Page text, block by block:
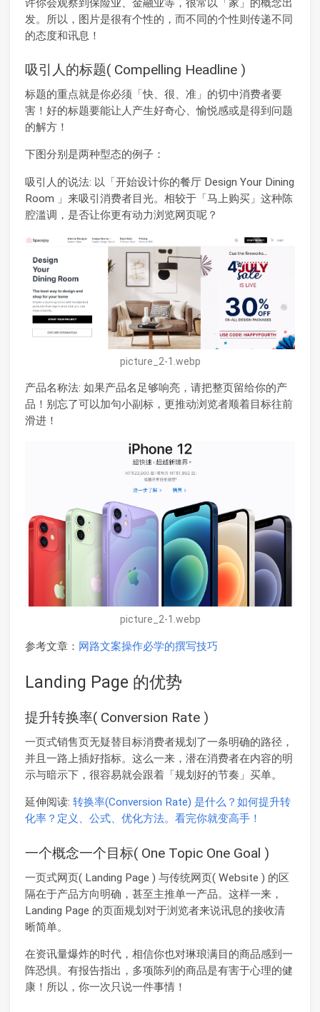
发。所以，图片是很有个性的，而不同的个性则传递不同
的态度和讯息！
吸引人的标题( Compelling Headline )
标题的重点就是你必须「快、很、准」的切中消费者要
害！好的标题要能让人产生好奇心、愉悦感或是得到问题
的解方！
下图分别是两种型态的例子：
吸引人的说法: 以「开始设计你的餐厅 Design Your Dining
Room 」来吸引消费者目光。相较于「马上购买」这种陈
腔滥调，是否让你更有动力浏览网页呢？
picture_2-1.webp
产品名称法: 如果产品名足够响亮，请把整页留给你的产
品！别忘了可以加句小副标，更推动浏览者顺着目标往前
滑进！
picture_2-1.webp
参考文章： 网路文案操作必学的撰写技巧
Landing Page 的优势
提升转换率( Conversion Rate )
一页式销售页无疑替目标消费者规划了一条明确的路径，
并且一路上插好指标。这么一来，潜在消费者在内容的明
示与暗示下，很容易就会跟着「规划好的节奏」买单。
延伸阅读: 转换率(Conversion Rate) 是什么？如何提升转
化率？定义、公式、优化方法。看完你就变高手！
一个概念一个目标( One Topic One Goal )
一页式网页( Landing Page ) 与传统网页( Website ) 的区
隔在于产品方向明确，甚至主推单一产品。这样一来，
Landing Page 的页面规划对于浏览者来说讯息的接收清
晰简单。
在资讯量爆炸的时代，相信你也对琳琅满目的商品感到一
阵恐惧。有报告指出，多项陈列的商品是有害于心理的健
康！所以，你一次只说一件事情！